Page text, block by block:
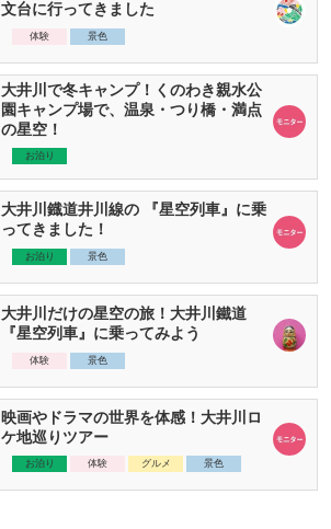
文台に行ってきました
体験 景色
大井川で冬キャンプ！くのわき親水公
園キャンプ場で、温泉・つり橋・満点
の星空！
お泊り
大井川鐡道井川線の 『星空列車』に乗
ってきました！
お泊り 景色
大井川だけの星空の旅！大井川鐵道
『星空列車』に乗ってみよう
体験 景色
映画やドラマの世界を体感！大井川ロ
ケ地巡りツアー
お泊り 体験 グルメ 景色